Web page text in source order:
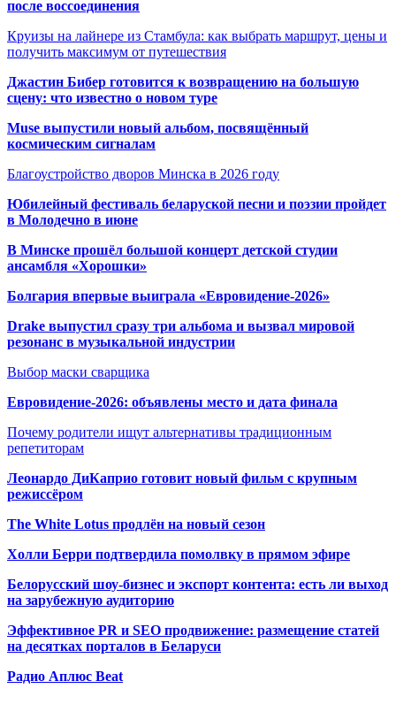
после воссоединения
Круизы на лайнере из Стамбула: как выбрать маршрут, цены и
получить максимум от путешествия
Джастин Бибер готовится к возвращению на большую
сцену: что известно о новом туре
Muse выпустили новый альбом, посвящённый
космическим сигналам
Благоустройство дворов Минска в 2026 году
Юбилейный фестиваль беларуской песни и поэзии пройдет
в Молодечно в июне
В Минске прошёл большой концерт детской студии
ансамбля «Хорошки»
Болгария впервые выиграла «Евровидение-2026»
Drake выпустил сразу три альбома и вызвал мировой
резонанс в музыкальной индустрии
Выбор маски сварщика
Евровидение-2026: объявлены место и дата финала
Почему родители ищут альтернативы традиционным
репетиторам
Леонардо ДиКаприо готовит новый фильм с крупным
режиссёром
The White Lotus продлён на новый сезон
Холли Берри подтвердила помолвку в прямом эфире
Белорусский шоу-бизнес и экспорт контента: есть ли выход
на зарубежную аудиторию
Эффективное PR и SEO продвижение: размещение статей
на десятках порталов в Беларуси
Радио Аплюс Beat